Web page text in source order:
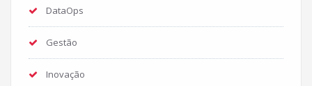
DataOps
Gestão
Inovação